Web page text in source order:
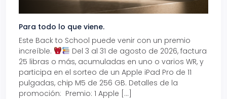
Para todo lo que viene.
Este Back to School puede venir con un premio
increíble.
Del 3 al 31 de agosto de 2026, factura
25 libras o más, acumuladas en uno o varios WR, y
participa en el sorteo de un Apple iPad Pro de 11
pulgadas, chip M5 de 256 GB. Detalles de la
promoción: Premio: 1 Apple […]